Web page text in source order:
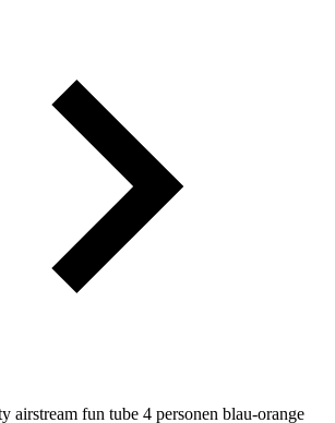
airstream fun tube 4 personen blau-orange